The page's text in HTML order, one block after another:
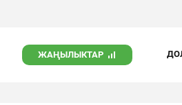
ЖАҢЫЛЫКТАР